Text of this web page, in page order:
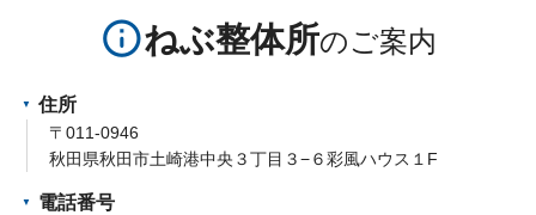
info_outlineねぶ整体所
住所
〒011-0946
秋田県秋田市土崎港中央３丁目３−６彩風ハウス１F
電話番号